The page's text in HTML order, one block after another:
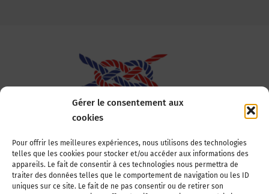
Gérer le consentement aux
cookies
Pour offrir les meilleures expériences, nous utilisons des technologies
telles que les cookies pour stocker et/ou accéder aux informations des
appareils. Le fait de consentir à ces technologies nous permettra de
traiter des données telles que le comportement de navigation ou les ID
uniques sur ce site. Le fait de ne pas consentir ou de retirer son
Association Nationale des Elus des Littoraux
22, boulevard de la Tour-Maubourg
75007 Paris
Tél : 01 44 11 11 70